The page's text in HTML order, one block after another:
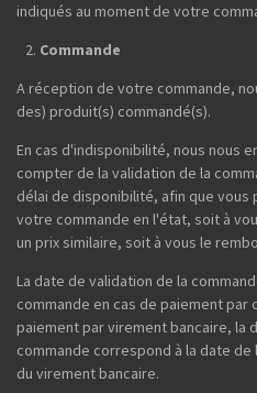
indiqués au moment de votre
Commande
A réception de votre commande,
des) produit(s) commandé(s).
En cas d'indisponibilité, nous nous
compter de la validation de la
délai de disponibilité, afin que
votre commande en l'état, soit à
un prix similaire, soit à vous le
La date de validation de la
commande en cas de paiement par
paiement par virement bancaire, la
commande correspond à la date
du virement bancaire.